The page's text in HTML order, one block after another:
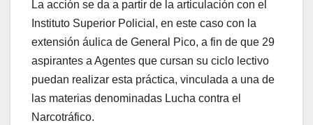
La acción se da a partir de la articulación con el
Instituto Superior Policial, en este caso con la
extensión áulica de General Pico, a fin de que 29
aspirantes a Agentes que cursan su ciclo lectivo
puedan realizar esta práctica, vinculada a una de
las materias denominadas Lucha contra el
Narcotráfico.